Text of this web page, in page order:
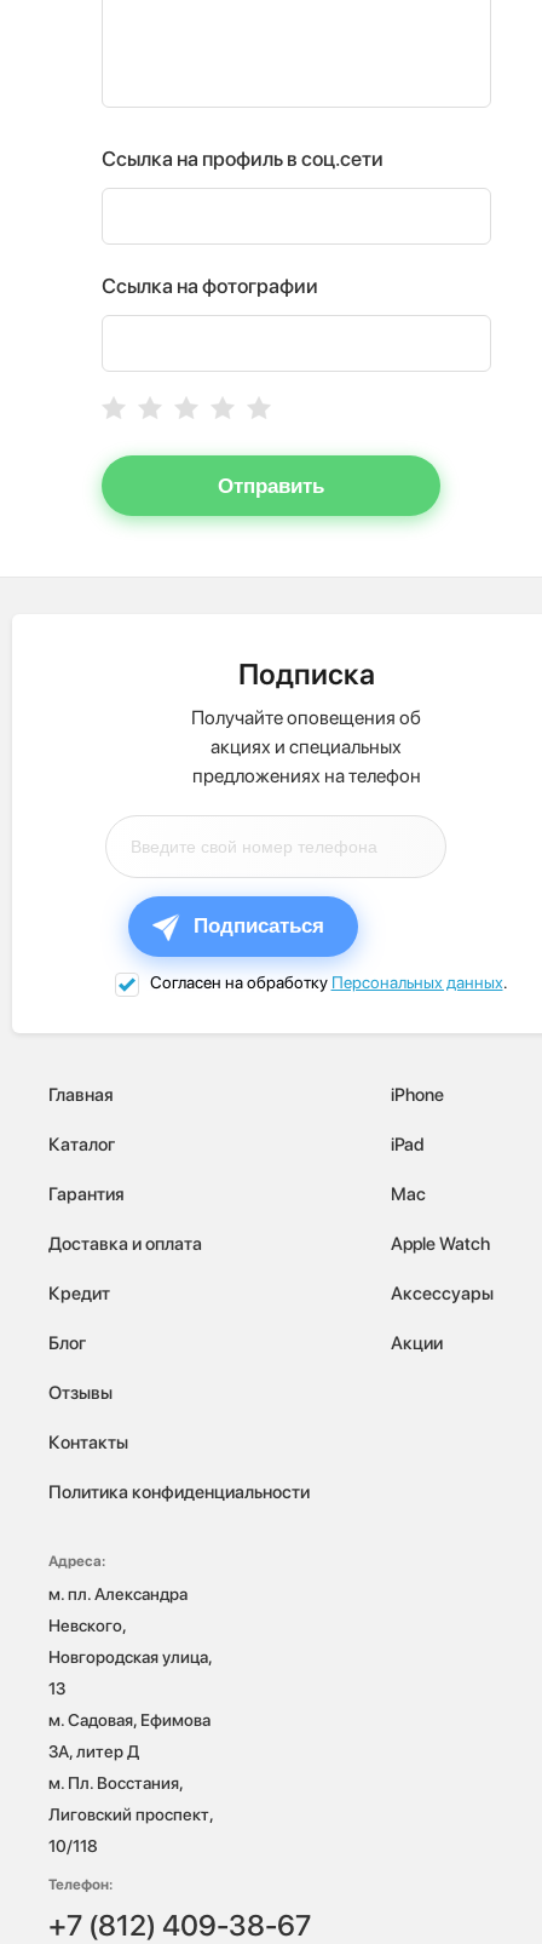
Ссылка на профиль в соц.сети
Ссылка на фотографии
Отправить
Подписка
Получайте оповещения об
акциях и специальных
предложениях на телефон
Подписаться
Согласен на обработку Персональных данных.
Главная
Каталог
Гарантия
Доставка и оплата
Кредит
Блог
Отзывы
Контакты
Политика конфиденциальности
iPhone
iPad
Mac
Apple Watch
Аксессуары
Акции
Адреса:
м. пл. Александра
Невского,
Новгородская улица,
13
м. Садовая, Ефимова
3А, литер Д
м. Пл. Восстания,
Лиговский проспект,
10/118
Телефон:
+7 (812) 409-38-67